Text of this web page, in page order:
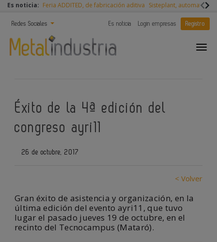
Es noticia: Feria ADDITED, de fabricación aditiva Sisteplant,
Redes Sociales Es noticia Login empresas Registro
Éxito de la 4ª edición del
congreso ayri11
26 de octubre, 2017
< Volver
Gran éxito de asistencia y organización, en la
última edición del evento ayri11, que tuvo
lugar el pasado jueves 19 de octubre, en el
recinto del Tecnocampus (Mataró).